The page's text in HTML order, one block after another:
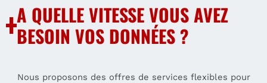
A QUELLE VITESSE VOUS AVEZ
BESOIN VOS DONNÉES ?
Nous proposons des offres de services flexibles pour